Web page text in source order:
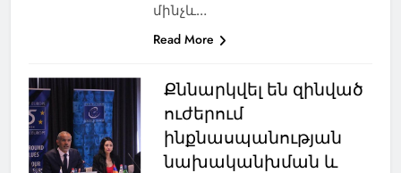
մինչև…
Read More
Քննարկվել են զինված
ուժերում
ինքնասպանության
նախականխման և